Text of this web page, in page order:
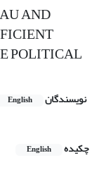
AND
POLITICAL
نویسندگان English
چکیده
English